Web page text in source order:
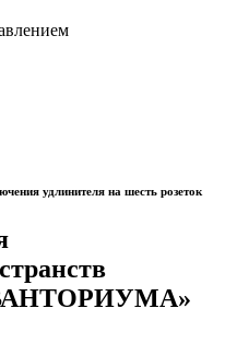
удлинителя на шесть розеток